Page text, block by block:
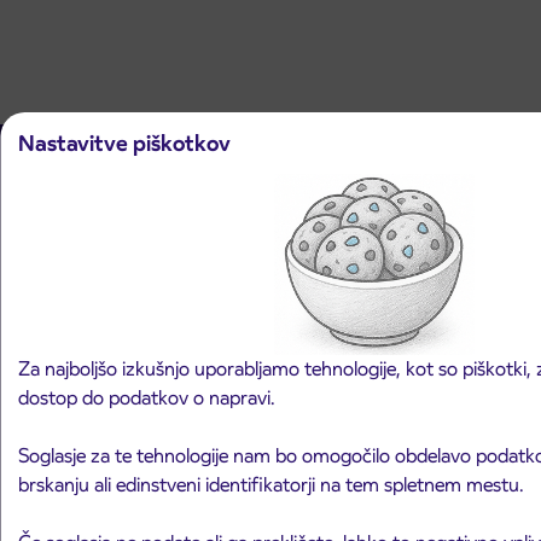
Nastavitve piškotkov
Za najboljšo izkušnjo uporabljamo tehnologije, kot so piškotki,
dostop do podatkov o napravi.
Soglasje za te tehnologije nam bo omogočilo obdelavo
brskanju ali edinstveni identifikatorji na tem spletnem mestu.
Slovenija
Avtobusni prevozi